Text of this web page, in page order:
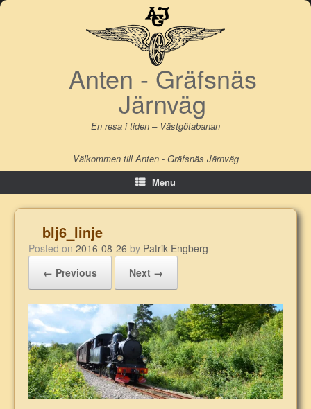
Skip
Anten - Gräfsnäs
Järnväg
En resa i tiden – Västgötabanan
Välkommen till Anten - Gräfsnäs Järnväg
Menu
blj6_linje
Posted on 2016-08-26 by Patrik Engberg
← Previous
Next →